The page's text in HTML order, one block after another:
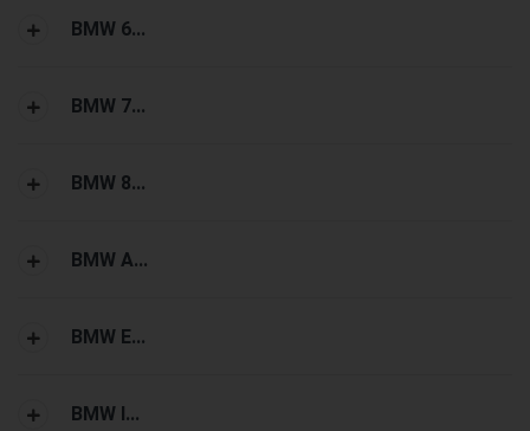
BMW 6...
BMW 7...
BMW 8...
BMW A...
BMW E...
BMW I...